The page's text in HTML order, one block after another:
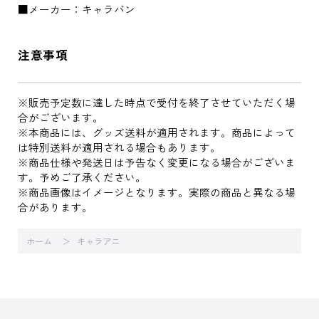
■メーカー：キャラバン
注意事項
※販売予定数に達した時点で受付を終了させていただく場
合がございます。
※本商品には、グッズ送料が適用されます。商品によって
は特別送料が適用される場合もあります。
※商品仕様や発送日は予告なく変更になる場合がございま
す。予めご了承ください。
※商品画像はイメージとなります。実際の商品と異なる場
合があります。
ホーム キャラアニ